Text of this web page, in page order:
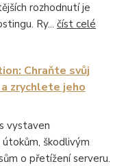
rozhodnutí je
Ry... číst celé
Chraňte svůj
zrychlete jeho
vystaven
škodlivým
o přetížení serveru.